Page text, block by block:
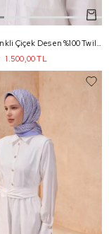
Ekru Çok Renkli Çiçek Desen %100 Twill İpek Eşarp 4037 - 82
1.500,00 TL